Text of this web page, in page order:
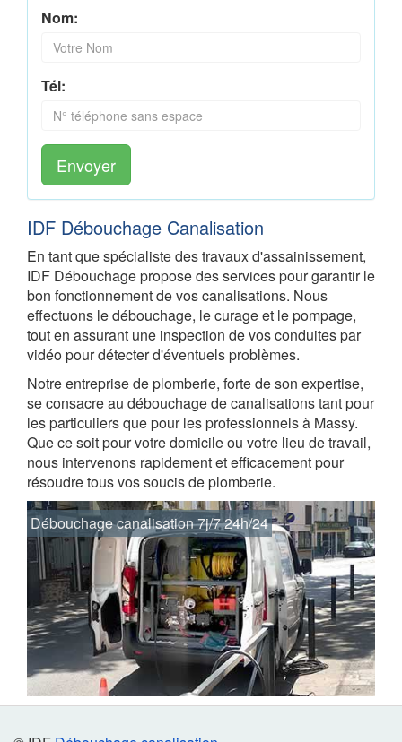
Nom:
Tél:
Envoyer
IDF Débouchage Canalisation
En tant que spécialiste des travaux d'assainissement,
IDF Débouchage propose des services pour garantir le
bon fonctionnement de vos canalisations. Nous
effectuons le débouchage, le curage et le pompage,
tout en assurant une inspection de vos conduites par
vidéo pour détecter d'éventuels problèmes.
Notre entreprise de plomberie, forte de son expertise,
se consacre au débouchage de canalisations tant pour
les particuliers que pour les professionnels à Massy.
Que ce soit pour votre domicile ou votre lieu de travail,
nous intervenons rapidement et efficacement pour
résoudre tous vos soucis de plomberie.
Débouchage canalisation 7j/7 24h/24